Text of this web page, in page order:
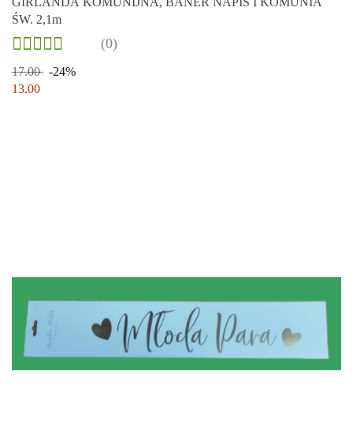
ŚW. 2,1m
(0)
17.00
-24%
13.00